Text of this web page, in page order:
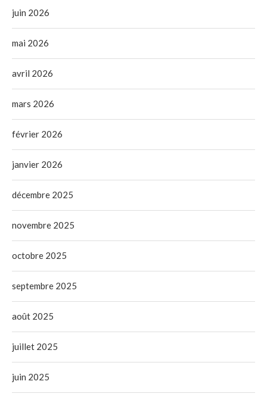
juin 2026
mai 2026
avril 2026
mars 2026
février 2026
janvier 2026
décembre 2025
novembre 2025
octobre 2025
septembre 2025
août 2025
juillet 2025
juin 2025